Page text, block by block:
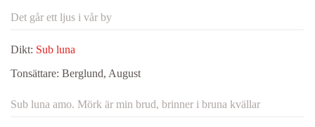
Det går ett ljus i vår by
Dikt: Sub luna
Tonsättare: Berglund, August
Sub luna amo. Mörk är min brud, brinner i bruna kvällar